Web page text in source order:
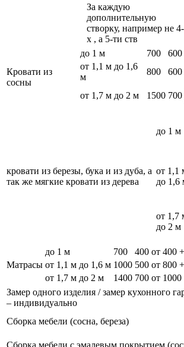
За каждую
дополнительную
створку, например не 4-
х , а 5-ти ств
Кровати из
сосны
до 1 м 700 600
от 1,1 м до 1,6
м
800 600
от 1,7 м до 2 м 1500 700
кровати из березы, бука и из дуба, а
так же мягкие кровати из дерева
до 1 м
от 1,1
до 1,6
от 1,7
до 2 м
Матрасы
до 1 м 700 400 от 400
от 1,1 м до 1,6 м 1000 500 от 800
от 1,7 м до 2 м
1400 700 от
Замер одного изделия / замер кухонного
– индивидуально
Сборка мебели (сосна, береза)
Сборка мебели с эмалевым покрытием